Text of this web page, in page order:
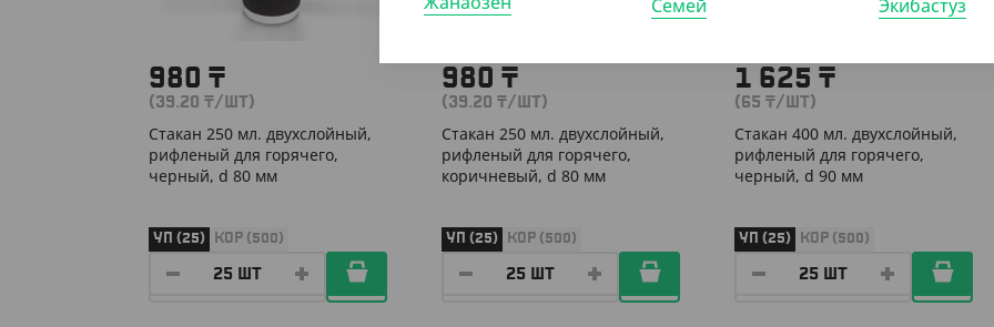
980 ₸
(39.20 ₸/ШТ)
Стакан 250 мл. двухслойный,
рифленый для горячего,
черный, d 80 мм
УП (25) КОР (500)
980 ₸
(39.20 ₸/ШТ)
Стакан 250 мл. двухслойный,
рифленый для горячего,
коричневый, d 80 мм
УП (25) КОР (500)
1 625 ₸
(65 ₸/ШТ)
Стакан 400 мл. двухслойный,
рифленый для горячего,
черный, d 90 мм
УП (25) КОР (500)
Семей
Экибастуз